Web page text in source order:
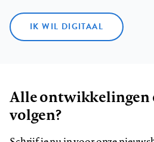
IK WIL DIGITAAL
Alle ontwikkelingen
volgen?